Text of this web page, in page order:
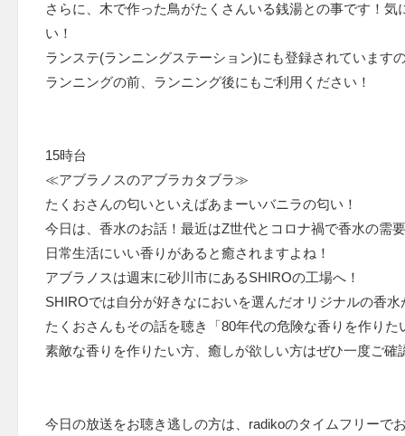
さらに、木で作った鳥がたくさんいる銭湯との事です！
い！
ランステ(ランニングステーション)にも登録されています
ランニングの前、ランニング後にもご利用ください！
15時台
≪アブラノスのアブラカタブラ≫
たくおさんの匂いといえばあまーいバニラの匂い！
今日は、香水のお話！最近はZ世代とコロナ禍で香水の需
日常生活にいい香りがあると癒されますよね！
アブラノスは週末に砂川市にあるSHIROの工場へ！
SHIROでは自分が好きなにおいを選んだオリジナルの香
たくおさんもその話を聴き「80年代の危険な香りを作りた
素敵な香りを作りたい方、癒しが欲しい方はぜひ一度ご確
今日の放送をお聴き逃しの方は、radikoのタイムフリーで